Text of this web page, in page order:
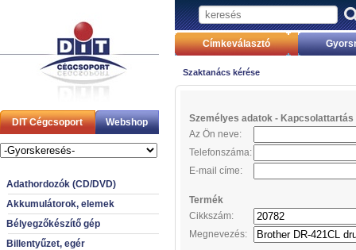
DIT Cégcsoport Webshop
Adathordozók (CD/DVD)
Akkumulátorok, elemek
Bélyegzőkészítő gép
Billentyűzet, egér
Címkeválasztó
Szaktanács kérése
Személyes adatok - Kapcsolattartás
Az Ön neve:
Telefonszáma:
E-mail címe:
Termék
Cikkszám:
Megnevezés: